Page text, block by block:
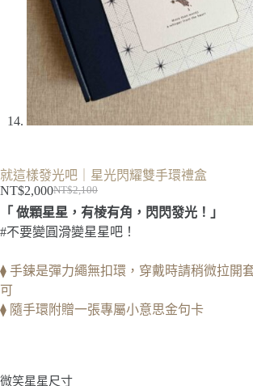
就這樣發光吧｜星光閃耀雙手環禮盒
NT$2,100
始
價
NT$2,100。
NT$2,000
前
價
NT$2,000。
「 做顆星星，有棱有角，閃閃發光！」
#不要變圓滑變星星吧！
⧫ 手鍊是彈力繩無扣環，穿戴時請稍微拉開
可
⧫ 隨手環附贈一張專屬小意思金句卡
微笑星星尺寸